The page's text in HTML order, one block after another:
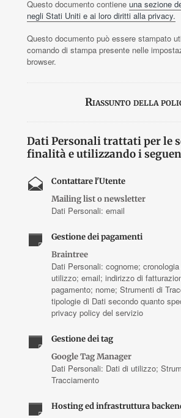
Questo documento contiene una sezione
negli Stati Uniti e ai loro diritti alla privacy.
Questo documento può essere stampato
comando di stampa presente nelle
browser.
Riassunto della
Dati Personali trattati per le
finalità e utilizzando i
Contattare l'Utente
Mailing list o newsletter
Dati Personali: email
Gestione dei pagamenti
Braintree
Dati Personali: cognome;
utilizzo; email; indirizzo di
pagamento; nome; Strumenti di
tipologie di Dati secondo quanto
privacy policy del servizio
Gestione dei tag
Google Tag Manager
Dati Personali: Dati di utilizzo;
Tracciamento
Hosting ed infrastruttura